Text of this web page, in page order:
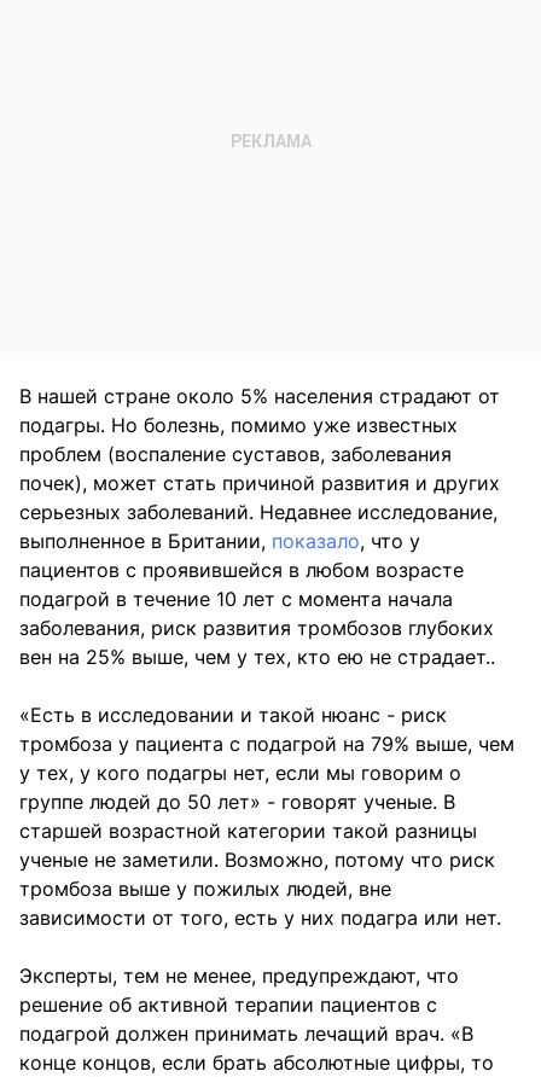
В нашей стране около 5% населения страдают от
подагры. Но болезнь, помимо уже известных
проблем (воспаление суставов, заболевания
почек), может стать причиной развития и других
серьезных заболеваний. Недавнее исследование,
выполненное в Британии, показало, что у
пациентов с проявившейся в любом возрасте
подагрой в течение 10 лет с момента начала
заболевания, риск развития тромбозов глубоких
вен на 25% выше, чем у тех, кто ею не страдает..
«Есть в исследовании и такой нюанс - риск
тромбоза у пациента с подагрой на 79% выше, чем
у тех, у кого подагры нет, если мы говорим о
группе людей до 50 лет» - говорят ученые. В
старшей возрастной категории такой разницы
ученые не заметили. Возможно, потому что риск
тромбоза выше у пожилых людей, вне
зависимости от того, есть у них подагра или нет.
Эксперты, тем не менее, предупреждают, что
решение об активной терапии пациентов с
подагрой должен принимать лечащий врач. «В
конце концов, если брать абсолютные цифры, то